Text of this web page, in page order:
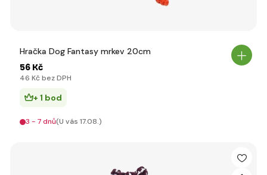
Hračka Dog Fantasy mrkev 20cm
56 Kč
46 Kč bez DPH
+ 1 bod
3 - 7 dnů(U vás 17.08.)